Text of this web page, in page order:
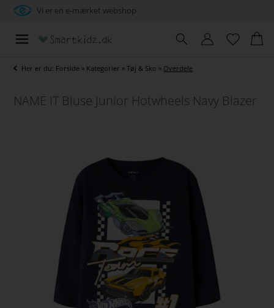
Vi er en e-mærket webshop
Her er du: Forside » Kategorier »Tøj & Sko » Overdele
NAME IT Bluse Junior Hotwheels Navy Blazer